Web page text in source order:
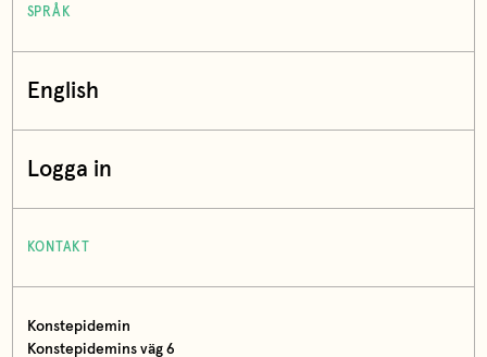
SPRÅK
English
Logga in
KONTAKT
Konstepidemin
Konstepidemins väg 6